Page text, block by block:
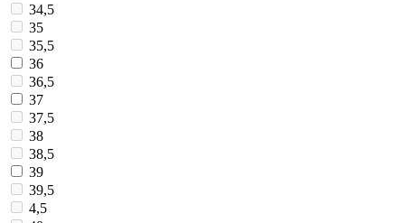
34,5
35
35,5
36
36,5
37
37,5
38
38,5
39
39,5
4,5